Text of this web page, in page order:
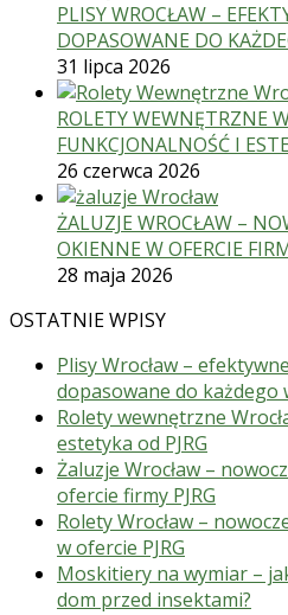
PLISY WROCŁAW –
DOPASOWANE DO
31 lipca 2026
ROLETY WEWNĘTRZNE
FUNKCJONALNOŚĆ I
26 czerwca 2026
ŻALUZJE WROCŁAW –
OKIENNE W OFERCIE
28 maja 2026
OSTATNIE WPISY
Plisy Wrocław –
dopasowane do każdego
Rolety wewnętrzne
estetyka od PJRG
Żaluzje Wrocław –
ofercie firmy PJRG
Rolety Wrocław –
w ofercie PJRG
Moskitiery na wymiar –
dom przed insektami?